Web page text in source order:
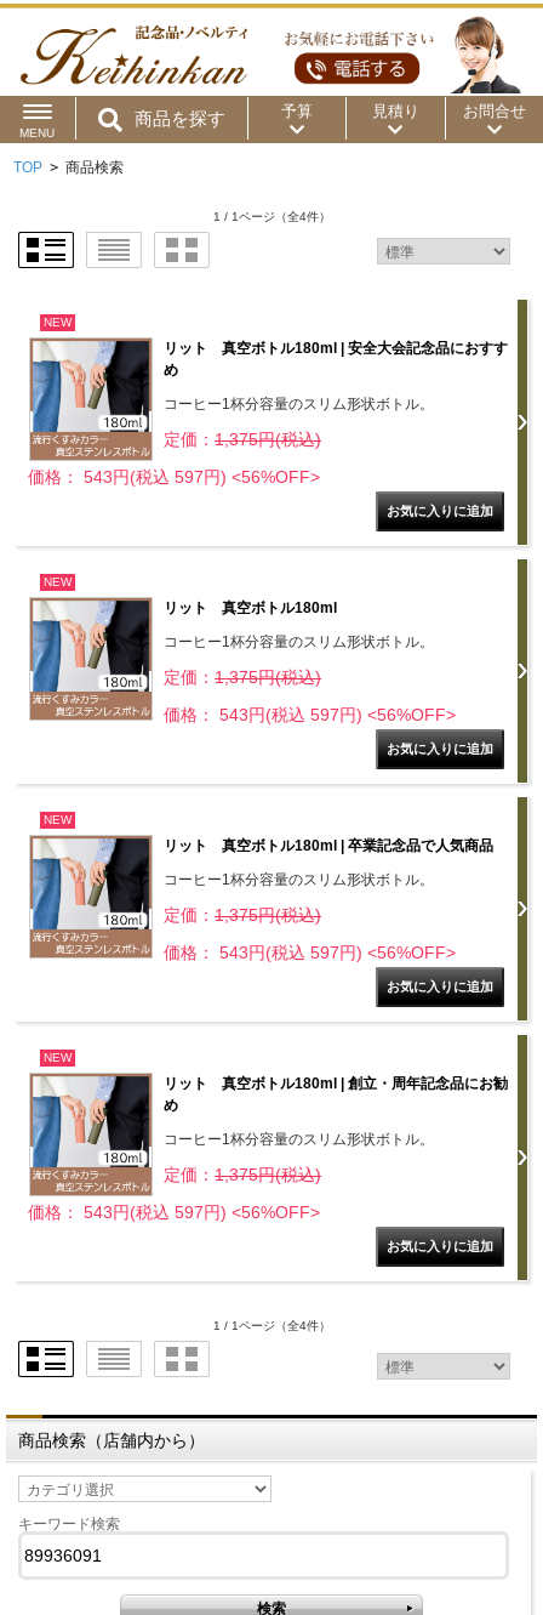
MENU
商品を探す 予算
用途から
商品カテゴリ
～300円 ～500円 ～1,000円
～10,000円
～15,000円
～50,000円
見積り お問合せ
TOP > 商品検索
1 / 1ページ （全4件）
NEW
リット 真空ボトル180ml | 安全大会記念品におすす
め
コーヒー1杯分容量のスリム形状ボトル。
定価： 1,375円(税込)
価格： 543円(税込 597円) <56%OFF>
NEW
リット 真空ボトル180ml
コーヒー1杯分容量のスリム形状ボトル。
定価： 1,375円(税込)
価格： 543円(税込 597円) <56%OFF>
NEW
リット 真空ボトル180ml | 卒業記念品で人気商品
コーヒー1杯分容量のスリム形状ボトル。
定価： 1,375円(税込)
価格： 543円(税込 597円) <56%OFF>
NEW
リット 真空ボトル180ml | 創立・周年記念品にお勧
め
コーヒー1杯分容量のスリム形状ボトル。
定価： 1,375円(税込)
価格： 543円(税込 597円) <56%OFF>
1 / 1ページ （全4件）
商品検索（店舗内から）
キーワード検索